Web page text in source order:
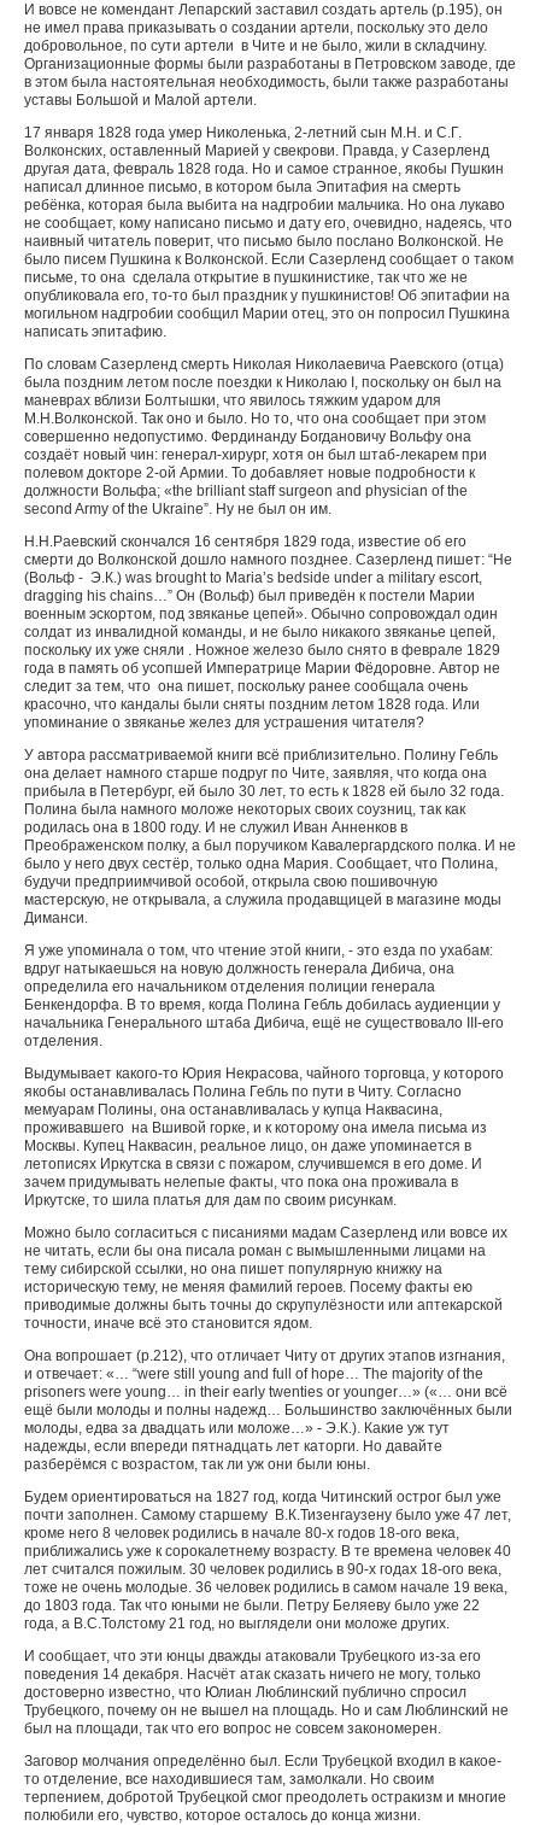
И вовсе не комендант Лепарский заставил создать артель (p.195), он
не имел права приказывать о создании артели, поскольку это дело
добровольное, по сути артели в Чите и не было, жили в складчину.
Организационные формы были разработаны в Петровском заводе, где
в этом была настоятельная необходимость, были также разработаны
уставы Большой и Малой артели.
17 января 1828 года умер Николенька, 2-летний сын М.Н. и С.Г.
Волконских, оставленный Марией у свекрови. Правда, у Сазерленд
другая дата, февраль 1828 года. Но и самое странное, якобы Пушкин
написал длинное письмо, в котором была Эпитафия на смерть
ребёнка, которая была выбита на надгробии мальчика. Но она лукаво
не сообщает, кому написано письмо и дату его, очевидно, надеясь, что
наивный читатель поверит, что письмо было послано Волконской. Не
было писем Пушкина к Волконской. Если Сазерленд сообщает о таком
письме, то она сделала открытие в пушкинистике, так что же не
опубликовала его, то-то был праздник у пушкинистов! Об эпитафии на
могильном надгробии сообщил Марии отец, это он попросил Пушкина
написать эпитафию.
По словам Сазерленд смерть Николая Николаевича Раевского (отца)
была поздним летом после поездки к Николаю , поскольку он был на
маневрах вблизи Болтышки, что явилось тяжким ударом для
М.Н.Волконской. Так оно и было. Но то, что она сообщает при этом
совершенно недопустимо. Фердинанду Богдановичу Вольфу она
создаёт новый чин: генерал-хирург, хотя он был штаб-лекарем при
полевом докторе 2-ой Армии. То добавляет новые подробности к
должности Вольфа; «the brilliant staff surgeon and physician of the
second Army of the Ukraine”. Ну не был он им.
Н.Н.Раевский скончался 16 сентября 1829 года, известие об его
смерти до Волконской дошло намного позднее. Сазерленд пишет: “He
(Вольф - Э.К.) was brought to Maria’s bedside under a military escort,
dragging his chains…” Он (Вольф) был приведён к постели Марии
военным эскортом, под звяканье цепей». Обычно сопровождал один
солдат из инвалидной команды, и не было никакого звяканье цепей,
поскольку их уже сняли . Ножное железо было снято в феврале 1829
года в память об усопшей Императрице Марии Фёдоровне. Автор не
следит за тем, что она пишет, поскольку ранее сообщала очень
красочно, что кандалы были сняты поздним летом 1828 года. Или
упоминание о звяканье желез для устрашения читателя?
У автора рассматриваемой книги всё приблизительно. Полину Гебль
она делает намного старше подруг по Чите, заявляя, что когда она
прибыла в Петербург, ей было 30 лет, то есть к 1828 ей было 32 года.
Полина была намного моложе некоторых своих соузниц, так как
родилась она в 1800 году. И не служил Иван Анненков в
Преображенском полку, а был поручиком Кавалергардского полка. И не
было у него двух сестёр, только одна Мария. Сообщает, что Полина,
будучи предприимчивой особой, открыла свою пошивочную
мастерскую, не открывала, а служила продавщицей в магазине моды
Диманси.
Я уже упоминала о том, что чтение этой книги, - это езда по ухабам:
вдруг натыкаешься на новую должность генерала Дибича, она
определила его начальником отделения полиции генерала
Бенкендорфа. В то время, когда Полина Гебль добилась аудиенции у
начальника Генерального штаба Дибича, ещё не существовало
-его
отделения.
Выдумывает какого-то Юрия Некрасова, чайного торговца, у которого
якобы останавливалась Полина Гебль по пути в Читу. Согласно
мемуарам Полины, она останавливалась у купца Наквасина,
проживавшего на Вшивой горке, и к которому она имела письма из
Москвы. Купец Наквасин, реальное лицо, он даже упоминается в
летописях Иркутска в связи с пожаром, случившемся в его доме. И
зачем придумывать нелепые факты, что пока она проживала в
Иркутске, то шила платья для дам по своим рисункам.
Можно было согласиться с писаниями мадам Сазерленд или вовсе их
не читать, если бы она писала роман с вымышленными лицами на
тему сибирской ссылки, но она пишет популярную книжку на
историческую тему, не меняя фамилий героев. Посему факты ею
приводимые должны быть точны до скрупулёзности или аптекарской
точности, иначе всё это становится ядом.
Она вопрошает (p.212), что отличает Читу от других этапов изгнания,
и отвечает: «… “were still young and full of hope… The majority of the
prisoners were young… in their early twenties or younger…» («… они всё
ещё были молоды и полны надежд… Большинство заключённых были
молоды, едва за двадцать или моложе…» - Э.К.). Какие уж тут
надежды, если впереди пятнадцать лет каторги. Но давайте
разберёмся с возрастом, так ли уж они были юны.
Будем ориентироваться на 1827 год, когда Читинский острог был уже
почти заполнен. Самому старшему В.К.Тизенгаузену было уже 47 лет,
кроме него 8 человек родились в начале 80-х годов 18-ого века,
приближались уже к сорокалетнему возрасту. В те времена человек 40
лет считался пожилым. 30 человек родились в 90-х годах 18-ого века,
тоже не очень молодые. 36 человек родились в самом начале 19 века,
до 1803 года. Так что юными не были. Петру Беляеву было уже 22
года, а В.С.Толстому 21 год, но выглядели они моложе других.
И сообщает, что эти юнцы дважды атаковали Трубецкого из-за его
поведения 14 декабря. Насчёт атак сказать ничего не могу, только
достоверно известно, что Юлиан Люблинский публично спросил
Трубецкого, почему он не вышел на площадь. Но и сам Люблинский не
был на площади, так что его вопрос не совсем закономерен.
Заговор молчания определённо был. Если Трубецкой входил в какое-
то отделение, все находившиеся там, замолкали. Но своим
терпением, добротой Трубецкой смог преодолеть остракизм и многие
полюбили его, чувство, которое осталось до конца жизни.